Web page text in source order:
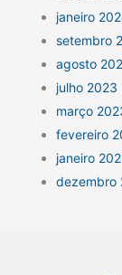
janeiro
setembro
agosto
julho 2023
março
fevereiro
janeiro
dezembro